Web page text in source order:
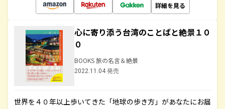
詳細を見る
心に寄り添う台湾のことばと絶景１０
０
BOOKS 旅の名言＆絶景
2022.11.04 発売
世界を４０年以上歩いてきた「地球の歩き方」があなたにお届